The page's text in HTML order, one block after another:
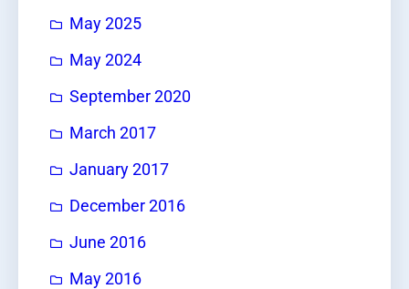
May 2025
May 2024
September 2020
March 2017
January 2017
December 2016
June 2016
May 2016